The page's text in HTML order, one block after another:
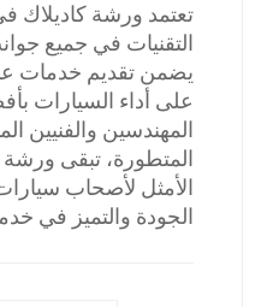
تعتمد ورشة
التقنيات في جميع
يضمن تقديم خدمات
على أداء السيارات
المهندسين والفنيين
المتطورة، تبقى ورشة
الأمثل لأصحاب
الجودة والتميز في